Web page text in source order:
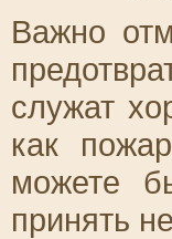
Важно
служат
как
можете
принять